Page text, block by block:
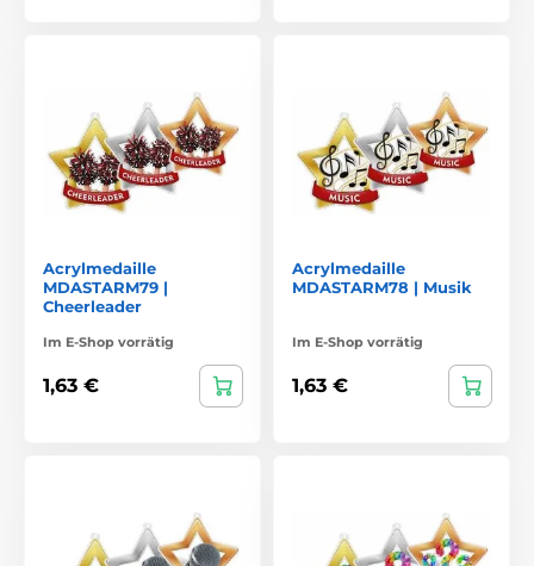
Acrylmedaille
MDASTARM79 |
Cheerleader
Im E-Shop vorrätig
1,63 €
Acrylmedaille
MDASTARM78 | Musik
Im E-Shop vorrätig
1,63 €